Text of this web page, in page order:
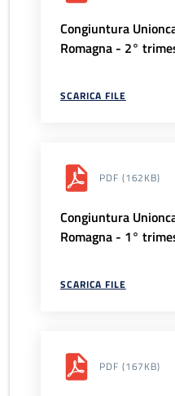
Congiuntura
Romagna - 2°
SCARICA FILE
PDF (162KB)
Congiuntura
Romagna - 1°
SCARICA FILE
PDF (167KB)